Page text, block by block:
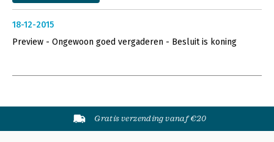
18-12-2015
Preview - Ongewoon goed vergaderen - Besluit is koning
Gratis verzending vanaf €20